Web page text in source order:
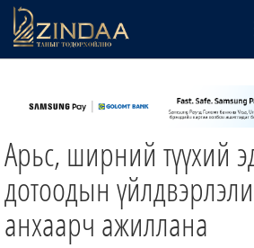
ТВ8
ӨГЛӨӨНИЙ СОНИН
АУДИО ЗОХИОЛ
ЗИНДАА СЭТГҮҮЛ
Арьс, ширний түүхий
дотоодын
анхаарч ажиллана